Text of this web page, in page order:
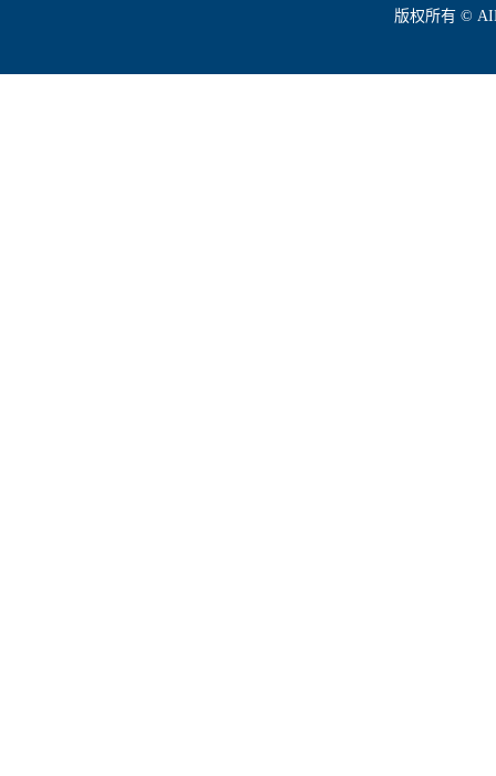
版权所有 ©